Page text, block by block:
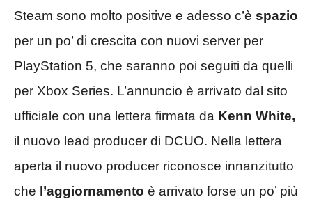
Steam sono molto positive e adesso c’è spazio
per un po’ di crescita con nuovi server per
PlayStation 5, che saranno poi seguiti da quelli
per Xbox Series. L’annuncio è arrivato dal sito
ufficiale con una lettera firmata da Kenn White,
il nuovo lead producer di DCUO. Nella lettera
aperta il nuovo producer riconosce innanzitutto
che l’aggiornamento è arrivato forse un po’ più